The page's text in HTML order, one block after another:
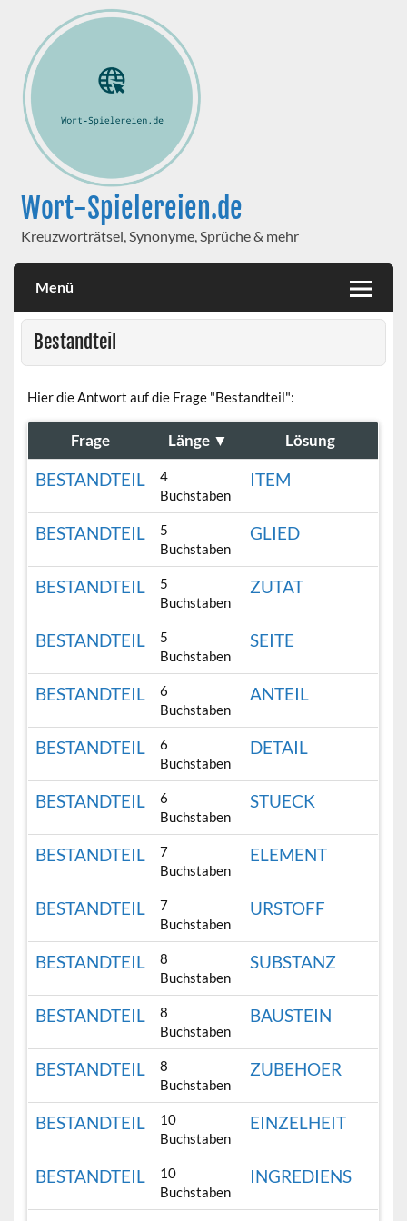
Wort-Spielereien.de
Kreuzworträtsel, Synonyme, Sprüche & mehr
Menü
Bestandteil
Hier die Antwort auf die Frage "Bestandteil":
Frage Länge ▼ Lösung
BESTANDTEIL
4
Buchstaben
ITEM
BESTANDTEIL
5
Buchstaben
GLIED
BESTANDTEIL
5
Buchstaben
ZUTAT
BESTANDTEIL
5
Buchstaben
SEITE
BESTANDTEIL
6
Buchstaben
ANTEIL
BESTANDTEIL
6
Buchstaben
DETAIL
BESTANDTEIL
6
Buchstaben
STUECK
BESTANDTEIL
7
Buchstaben
ELEMENT
BESTANDTEIL
7
Buchstaben
URSTOFF
BESTANDTEIL
8
Buchstaben
SUBSTANZ
BESTANDTEIL
8
Buchstaben
BAUSTEIN
BESTANDTEIL
8
Buchstaben
ZUBEHOER
BESTANDTEIL
10
Buchstaben
EINZELHEIT
BESTANDTEIL
10
Buchstaben
INGREDIENS